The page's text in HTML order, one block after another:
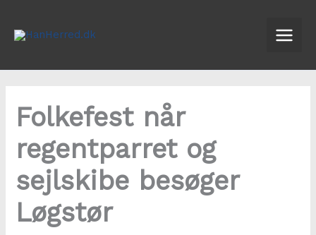
indholdet
Folkefest når
regentparret og
sejlskibe besøger
Løgstør